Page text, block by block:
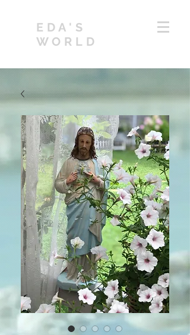
EDA'S
WORLD